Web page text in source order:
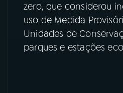
zero, que considerou
uso de Medida
Unidades de
parques e estações